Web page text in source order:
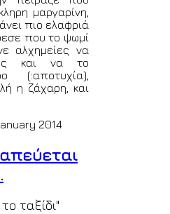
μαργαρίνη,
πιο ελαφριά
που το ψωμί
αλχημείες να
και να το
(:αποτυχία),
η ζάχαρη, και
2014
ταξίδι"